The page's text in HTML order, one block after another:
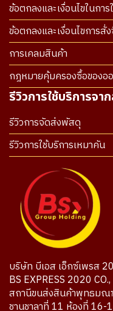
ข้อตกลงและเงื่อนไขในกา
ข้อตกลงและเงื่อนไขการสั่
การเคลมสินค้า
กฎหมายคุ้มครองซื้อของอ
รีวิวการใช้บริการจา
รีวิวการจัดส่งพัสดุ
รีวิวการใช้บริการเหมาคัน
บริษัท บีเอส เอ็กซ์เพรส
BS EXPRESS 2020 CO.,
สถานีขนส่งสินค้าพุทธมณ
ชานชาลาที่ 11 ห้องที่ 16-